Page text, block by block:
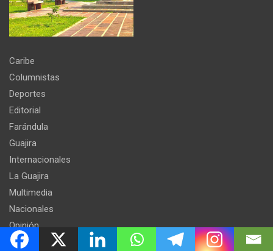
Caribe
Columnistas
Deportes
Editorial
Farándula
Guajira
Internacionales
La Guajira
Multimedia
Nacionales
Opinión
Podcast